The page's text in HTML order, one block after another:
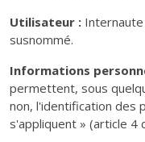
Utilisateur :
susnommé.
Informations
permettent, sous
non, l'identification des
s'appliquent » (article 4